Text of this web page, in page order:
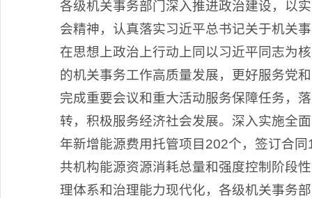
各级机关事务部门深入推进政治建设，以
会精神，认真落实习近平总书记关于机关
在思想上政治上行动上同以习近平同志为
的机关事务工作高质量发展，更好服务党
完成重要会议和重大活动服务保障任务，
转，积极服务经济社会发展。深入实施全
年新增能源费用托管项目202个，签订合
共机构能源资源消耗总量和强度控制阶段
理体系和治理能力现代化，各级机关事务